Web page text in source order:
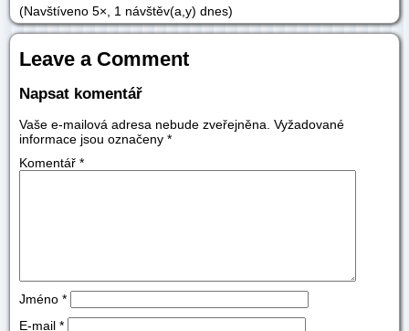
(Navštíveno 5×, 1 návštěv(a,y) dnes)
Leave a Comment
Napsat komentář
Vaše e-mailová adresa nebude zveřejněna. Vyžadované
informace jsou označeny *
Komentář *
Jméno *
E-mail *